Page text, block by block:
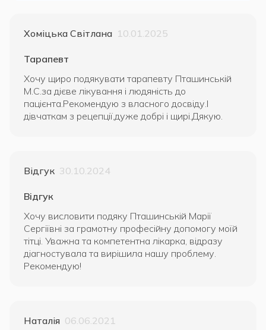
Хоміцька Світлана 10.01.2025
Тарапевт
Хочу щиро подякувати тарапевту Пташинській
М.С.за дієве лікування і людяність до
пацієнта.Рекомендую з власного досвіду.І
дівчаткам з рецепції,дуже добрі і щирі.Дякую.
Відгук 30.10.2024
Відгук
Хочу висловити подяку Пташинській Марії
Сергіївні за грамотну професійну допомогу моїй
тітці. Уважна та компетентна лікарка, відразу
діагностувала та вирішила нашу проблему.
Рекомендую!
Наталія 06.06.2021